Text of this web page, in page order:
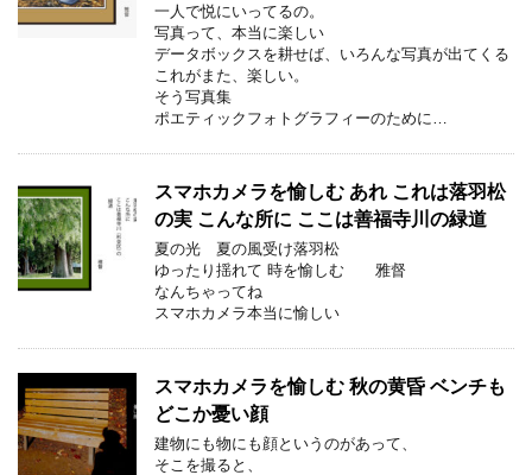
一人で悦にいってるの。
写真って、本当に楽しい
データボックスを耕せば、いろんな写真が出てくる
これがまた、楽しい。
そう写真集
ポエティックフォトグラフィーのために…
スマホカメラを愉しむ あれ これは落羽松
の実 こんな所に ここは善福寺川の緑道
夏の光 夏の風受け落羽松
ゆったり揺れて 時を愉しむ 雅督
なんちゃってね
スマホカメラ本当に愉しい
スマホカメラを愉しむ 秋の黄昏 ベンチも
どこか憂い顔
建物にも物にも顔というのがあって、
そこを撮ると、